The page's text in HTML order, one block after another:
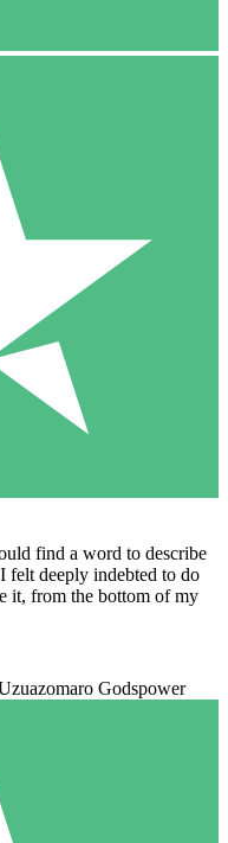
find a word to describe
felt deeply indebted to do
it, from the bottom of my
Godspower